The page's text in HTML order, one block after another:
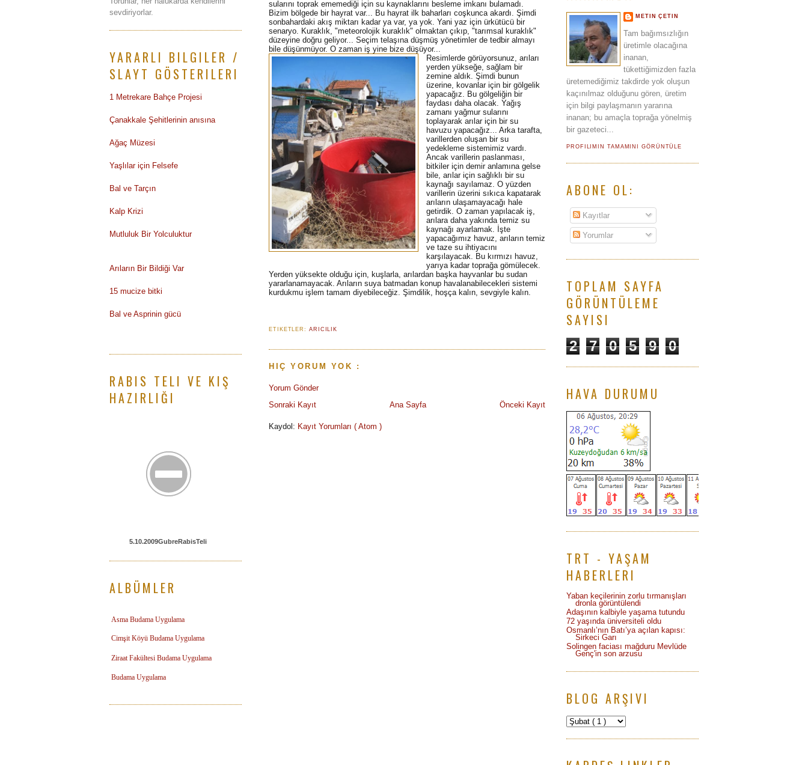
METIN ÇETIN
Tam bağımsızlığın
üretimle olacağına
inanan,
tükettiğimizden fazla
üretemediğimiz takdirde yok oluşun
kaçınılmaz olduğunu gören, üretim
için bilgi paylaşmanın yararına
inanan; bu amaçla toprağa yönelmiş
bir gazeteci...
PROFILIMIN TAMAMINI GÖRÜNTÜLE
ABONE OL:
Kayıtlar
Yorumlar
TOPLAM SAYFA
GÖRÜNTÜLEME
SAYISI
2 7 0 5 9 0
HAVA DURUMU
TRT - YAŞAM
HABERLERI
Yaban keçilerinin zorlu tırmanışları
dronla görüntülendi
Adaşının kalbiyle yaşama tutundu
72 yaşında üniversiteli oldu
Osmanlı’nın Batı’ya açılan kapısı:
Sirkeci Garı
Solingen faciası mağduru Mevlüde
Genç'in son arzusu
BLOG ARŞIVI
sularını toprak ememediği için su kaynaklarını besleme imkanı bulamadı.
Bizim bölgede bir hayrat var... Bu hayrat ilk baharları coşkunca akardı. Şimdi
sonbahardaki akış miktarı kadar ya var, ya yok. Yani yaz için ürkütücü bir
senaryo. Kuraklık, "meteorolojik kuraklık" olmaktan çıkıp, "tarımsal kuraklık"
düzeyine doğru geliyor... Seçim telaşına düşmüş yönetimler de tedbir almayı
bile düşünmüyor. O zaman iş yine bize düşüyor...
Resimlerde görüyorsunuz, arıları
yerden yükseğe, sağlam bir
zemine aldık. Şimdi bunun
üzerine, kovanlar için bir gölgelik
yapacağız. Bu gölgeliğin bir
faydası daha olacak. Yağış
zamanı yağmur sularını
toplayarak arılar için bir su
havuzu yapacağız... Arka tarafta,
varillerden oluşan bir su
yedekleme sistemimiz vardı.
Ancak varillerin paslanması,
bitkiler için demir anlamına gelse
bile, arılar için sağlıklı bir su
kaynağı sayılamaz. O yüzden
varillerin üzerini sıkıca kapatarak
arıların ulaşamayacağı hale
getirdik. O zaman yapılacak iş,
arılara daha yakında temiz su
kaynağı ayarlamak. İşte
yapacağımız havuz, arıların temiz
ve taze su ihtiyacını
karşılayacak. Bu kırmızı havuz,
yarıya kadar toprağa gömülecek.
Yerden yüksekte olduğu için, kuşlarla, arılardan başka hayvanlar bu sudan
yararlanamayacak. Arıların suya batmadan konup havalanabilecekleri sistemi
kurdukmu işlem tamam diyebileceğiz. Şimdilik, hoşça kalın, sevgiyle kalın.
ETIKETLER: ARICILIK
HIÇ YORUM YOK :
Yorum Gönder
Sonraki Kayıt
Önceki Kayıt
Ana Sayfa
Kaydol: Kayıt Yorumları ( Atom )
sevdiriyorlar.
YARARLI BILGILER /
SLAYT GÖSTERILERI
1 Metrekare Bahçe Projesi
Çanakkale Şehitlerinin anısına
Ağaç Müzesi
Yaşlılar için Felsefe
Bal ve Tarçın
Kalp Krizi
Mutluluk Bir Yolculuktur
Arıların Bir Bildiği Var
15 mucize bitki
Bal ve Asprinin gücü
RABIS TELI VE KIŞ
HAZIRLIĞI
5.10.2009GubreRabisTeli
ALBÜMLER
Asma Budama Uygulama
Cimşit Köyü Budama Uygulama
Ziraat Fakültesi Budama Uygulama
Budama Uygulama